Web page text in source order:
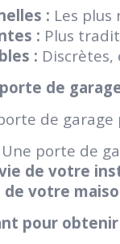
: Les
: Plus
:
de
de garage
Une porte de
de votre
votre
pour